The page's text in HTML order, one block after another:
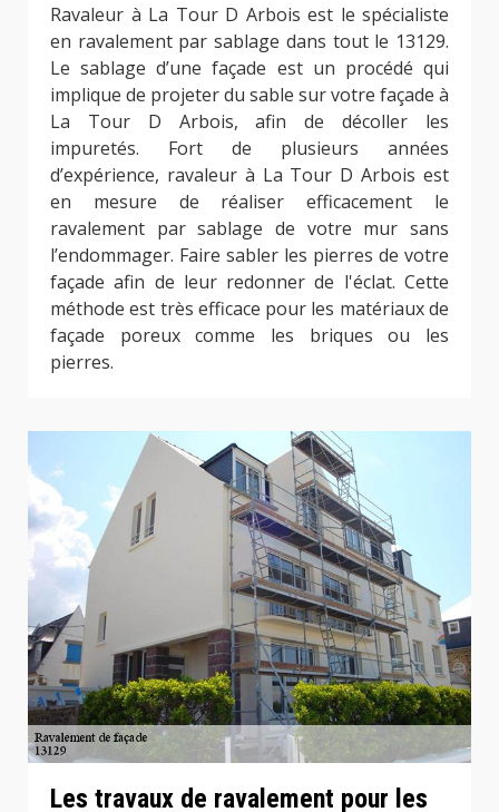
Ravaleur à La Tour D Arbois est le spécialiste
en ravalement par sablage dans tout le 13129.
Le sablage d’une façade est un procédé qui
implique de projeter du sable sur votre façade à
La Tour D Arbois, afin de décoller les
impuretés. Fort de plusieurs années
d’expérience, ravaleur à La Tour D Arbois est
en mesure de réaliser efficacement le
ravalement par sablage de votre mur sans
l’endommager. Faire sabler les pierres de votre
façade afin de leur redonner de l'éclat. Cette
méthode est très efficace pour les matériaux de
façade poreux comme les briques ou les
pierres.
Les travaux de ravalement pour les